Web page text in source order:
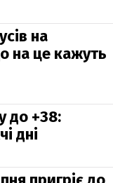
на
на це кажуть
до +38:
дні